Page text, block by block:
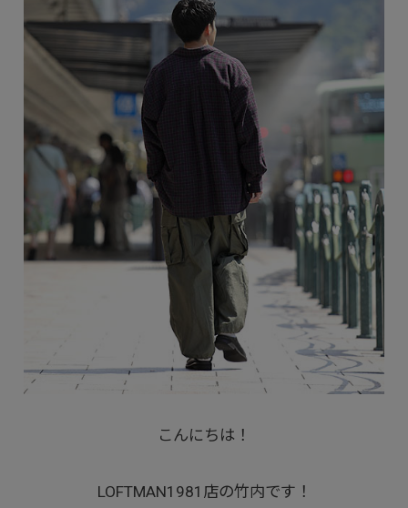
こんにちは！
LOFTMAN1981店の竹内です！